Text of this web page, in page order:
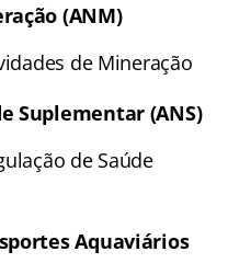
(ANM)
de Mineração
Suplementar (ANS)
de Saúde
Aquaviários